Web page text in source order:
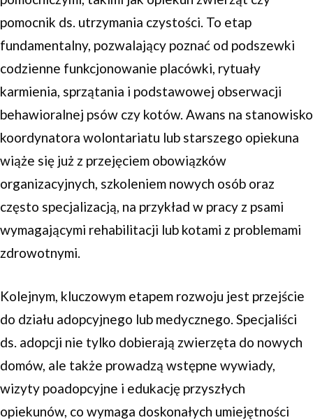
pomocnik ds. utrzymania czystości. To etap
fundamentalny, pozwalający poznać od podszewki
codzienne funkcjonowanie placówki, rytuały
karmienia, sprzątania i podstawowej obserwacji
behawioralnej psów czy kotów. Awans na stanowisko
koordynatora wolontariatu lub starszego opiekuna
wiąże się już z przejęciem obowiązków
organizacyjnych, szkoleniem nowych osób oraz
często specjalizacją, na przykład w pracy z psami
wymagającymi rehabilitacji lub kotami z problemami
zdrowotnymi.
Kolejnym, kluczowym etapem rozwoju jest przejście
do działu adopcyjnego lub medycznego. Specjaliści
ds. adopcji nie tylko dobierają zwierzęta do nowych
domów, ale także prowadzą wstępne wywiady,
wizyty poadopcyjne i edukację przyszłych
opiekunów, co wymaga doskonałych umiejętności